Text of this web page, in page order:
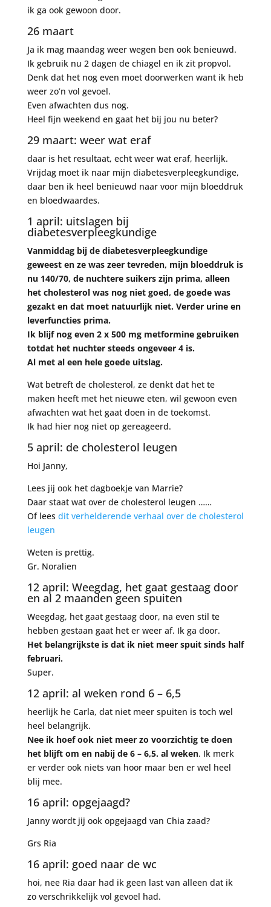
ik ga ook gewoon door.
26 maart
Ja ik mag maandag weer wegen ben ook benieuwd.
Ik gebruik nu 2 dagen de chiagel en ik zit propvol.
Denk dat het nog even moet doorwerken want ik heb
weer zo’n vol gevoel.
Even afwachten dus nog.
Heel fijn weekend en gaat het bij jou nu beter?
29 maart: weer wat eraf
daar is het resultaat, echt weer wat eraf, heerlijk.
Vrijdag moet ik naar mijn diabetesverpleegkundige,
daar ben ik heel benieuwd naar voor mijn bloeddruk
en bloedwaardes.
1 april: uitslagen bij
diabetesverpleegkundige
Vanmiddag bij de diabetesverpleegkundige
geweest en ze was zeer tevreden, mijn bloeddruk is
nu 140/70, de nuchtere suikers zijn prima, alleen
het cholesterol was nog niet goed, de goede was
gezakt en dat moet natuurlijk niet. Verder urine en
leverfuncties prima.
Ik blijf nog even 2 x 500 mg metformine gebruiken
totdat het nuchter steeds ongeveer 4 is.
Al met al een hele goede uitslag.
Wat betreft de cholesterol, ze denkt dat het te
maken heeft met het nieuwe eten, wil gewoon even
afwachten wat het gaat doen in de toekomst.
Ik had hier nog niet op gereageerd.
5 april: de cholesterol leugen
Hoi Janny,
Lees jij ook het dagboekje van Marrie?
Daar staat wat over de cholesterol leugen ……
Of lees dit verhelderende verhaal over de cholesterol
leugen
Weten is prettig.
Gr. Noralien
12 april: Weegdag, het gaat gestaag door
en al 2 maanden geen spuiten
Weegdag, het gaat gestaag door, na even stil te
hebben gestaan gaat het er weer af. Ik ga door.
Het belangrijkste is dat ik niet meer spuit sinds half
februari.
Super.
12 april: al weken rond 6 – 6,5
heerlijk he Carla, dat niet meer spuiten is toch wel
heel belangrijk.
Nee ik hoef ook niet meer zo voorzichtig te doen
het blijft om en nabij de 6 – 6,5. al weken. Ik merk
er verder ook niets van hoor maar ben er wel heel
blij mee.
16 april: opgejaagd?
Janny wordt jij ook opgejaagd van Chia zaad?
Grs Ria
16 april: goed naar de wc
hoi, nee Ria daar had ik geen last van alleen dat ik
zo verschrikkelijk vol gevoel had.